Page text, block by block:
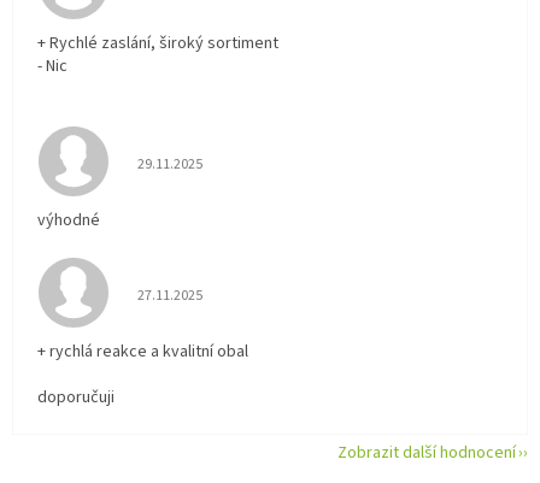
+ Rychlé zaslání, široký sortiment
- Nic
Hodnocení obchodu je 5 z 5 hvězdiček.
29.11.2025
výhodné
Hodnocení obchodu je 5 z 5 hvězdiček.
27.11.2025
+ rychlá reakce a kvalitní obal
doporučuji
Zobrazit další hodnocení